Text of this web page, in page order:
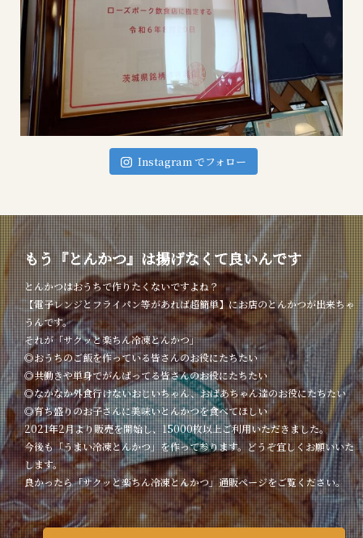
Instagram でフォロー
もう『とんかつ』は揚げなくて良いんです
とんかつはおうちで作りたくないですよね？
【電子レンジとフライパン等があれば超簡単】にお店のとんかつが出来ちゃ
うんです。
それが「サクッと楽ちん冷凍とんかつ」
◎おうちのご飯を作っている皆さんのお役にたちたい
◎共働きや単身でがんばってる皆さんのお役にたちたい
◎なかなか外食行けないおじいちゃん、おばあちゃん達のお役にたちたい
◎育ち盛りのお子さんに美味いとんかつを食べてほしい
2021年2月より販売を開始し、15000枚以上ご利用いただきました。
今後も「うまい冷凍とんかつ」を作って参ります。どうぞ宜しくお願いいた
します。
良かったら「サクッと楽ちん冷凍とんかつ」通販ページをご覧ください。